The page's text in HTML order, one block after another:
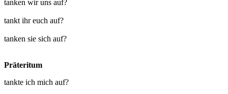
tanken wir uns auf?
tankt ihr euch auf?
tanken sie sich auf?
Präteritum
tankte ich mich auf?